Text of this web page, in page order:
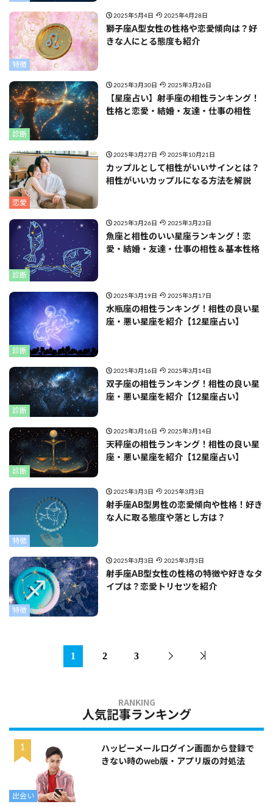
特徴
2025年5月4日 2025年4月28日
獅子座A型女性の性格や恋愛傾向は？好
きな人にとる態度も紹介
診断
2025年3月30日 2025年3月26日
【星座占い】射手座の相性ランキング！
性格と恋愛・結婚・友達・仕事の相性
恋愛
2025年3月27日 2025年10月21日
カップルとして相性がいいサインとは？
相性がいいカップルになる方法を解説
診断
2025年3月26日 2025年3月23日
魚座と相性のいい星座ランキング！恋
愛・結婚・友達・仕事の相性＆基本性格
診断
2025年3月19日 2025年3月17日
水瓶座の相性ランキング！相性の良い星
座・悪い星座を紹介【12星座占い】
診断
2025年3月16日 2025年3月14日
双子座の相性ランキング！相性の良い星
座・悪い星座を紹介【12星座占い】
診断
2025年3月16日 2025年3月14日
天秤座の相性ランキング！相性の良い星
座・悪い星座を紹介【12星座占い】
特徴
2025年3月3日 2025年3月3日
射手座AB型男性の恋愛傾向や性格！好き
な人に取る態度や落とし方は？
特徴
2025年3月3日 2025年3月3日
射手座AB型女性の性格の特徴や好きなタ
イプは？恋愛トリセツを紹介
1 2 3
人気記事ランキング
出会い
ハッピーメールログイン画面から登録で
きない時のweb版・アプリ版の対処法